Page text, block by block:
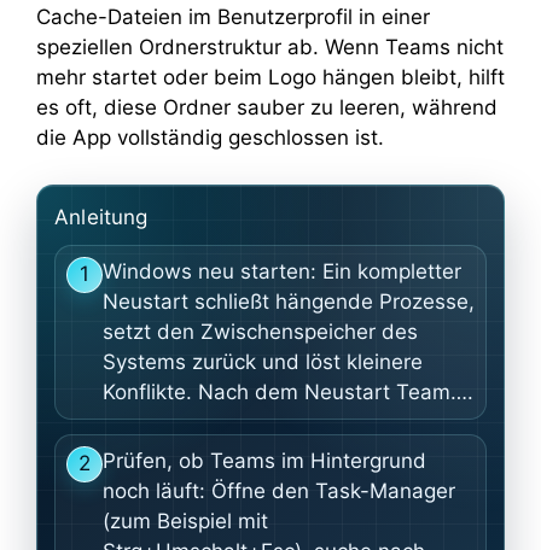
Cache-Dateien im Benutzerprofil in einer
speziellen Ordnerstruktur ab. Wenn Teams nicht
mehr startet oder beim Logo hängen bleibt, hilft
es oft, diese Ordner sauber zu leeren, während
die App vollständig geschlossen ist.
Anleitung
1 Windows neu starten: Ein kompletter
Neustart schließt hängende Prozesse,
setzt den Zwischenspeicher des
Systems zurück und löst kleinere
Konflikte. Nach dem Neustart Team….
2 Prüfen, ob Teams im Hintergrund
noch läuft: Öffne den Task-Manager
(zum Beispiel mit